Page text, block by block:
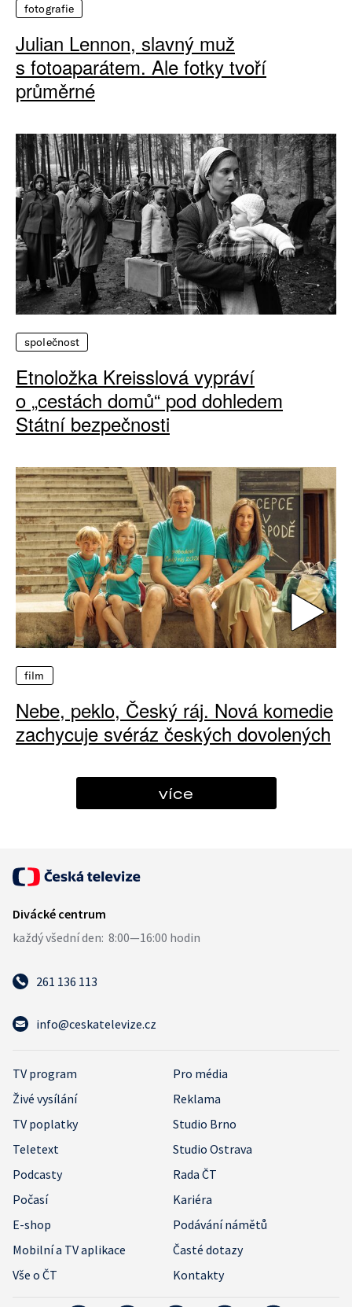
fotografie
Julian Lennon, slavný muž
s fotoaparátem. Ale fotky tvoří
průměrné
společnost
Etnoložka Kreisslová vypráví
o „cestách domů“ pod dohledem
Státní bezpečnosti
film
Nebe, peklo, Český ráj. Nová komedie
zachycuje svéráz českých dovolených
více
261 136 113
info@ceskatelevize.cz
TV program
Pro média
Živé vysílání
Reklama
TV poplatky
Studio Brno
Teletext
Studio Ostrava
Podcasty
Rada ČT
Počasí
Kariéra
E-shop
Podávání námětů
Mobilní a TV aplikace
Časté dotazy
Vše o ČT
Kontakty